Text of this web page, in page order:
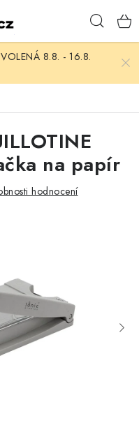
8.8. - 16.8.
na papír
hodnocení